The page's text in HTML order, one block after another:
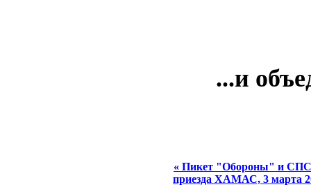
...и
« Пикет "Обороны" и СПС
приезда ХАМАС, 3 марта